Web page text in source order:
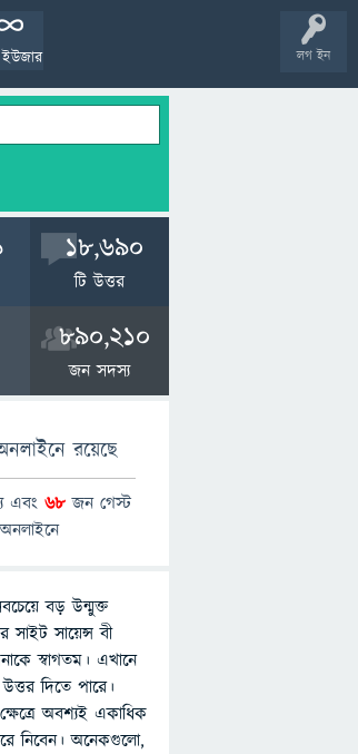
লগ ইন
18,690
টি উত্তর
890,210
জন সদস্য
রয়েছে
এবং 68 জন গেস্ট
অনলাইনে
বড় উন্মুক্ত
সাইট সায়েন্স বী
স্বাগতম। এখানে
দিতে পারে।
অবশ্যই একাধিক
নিবেন। অনেকগুলো,